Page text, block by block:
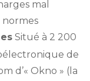
mal
Situé à 2 200
de
d’« Okno » (la